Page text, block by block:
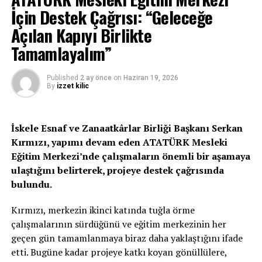
“Bu tür adımlar bölgesel barışı tehdit ediyor, gerilimi
artırıyor ve Ada’daki iki toplum arasındaki hassas
dengeleri daha da zorluyor” diyen Öztürkler, Fransa
Cumhurbaşkanı Emmanuel Macron’un bölgeye olası
ziyaretinin de bu gerilimi körükleyeceği uyarısında
bulundu.
ziyareti adanın gerçeklerine uzak bir girişim olarak
değerlendiren Öztürkler, “Bu tür ziyaretler çözüm
üretmiyor, aksine tahrik ediyor. Uluslararası aktörlerin
Ada’daki iki devletli gerçekliği kabul etmeleri şarttır”
ifadelerini kullandı.
Öztürkler, TMT’nin direniş ruhuna ve GKK’nın bu ruhu
yaşatarak geleceğe taşıdığı misyona da vurgu yaptı.
İçin Destek Çağrısı: “Geleceğe
Açılan Kapıyı Birlikte
Tamamlayalım”
Published 2 ay önce on Haziran 19, 2026
By izzet kilic
İskele Esnaf ve Zanaatkârlar Birliği Başkanı Serkan
Kırmızı, yapımı devam eden ATATÜRK Mesleki
Eğitim Merkezi’nde çalışmaların önemli bir aşamaya
ulaştığını belirterek, projeye destek çağrısında
bulundu.
Kırmızı, merkezin ikinci katında tuğla örme
çalışmalarının sürdüğünü ve eğitim merkezinin her
geçen gün tamamlanmaya biraz daha yaklaştığını ifade
etti. Bugüne kadar projeye katkı koyan gönüllülere,